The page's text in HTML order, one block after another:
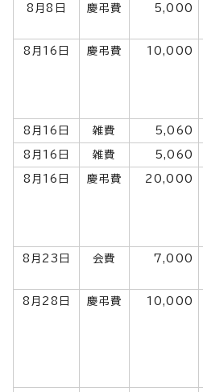
8月8日 慶弔費 5,000
8月16日 慶弔費 10,000
8月16日 雑費 5,060
8月16日 雑費 5,060
8月16日 慶弔費 20,000
8月23日 会費 7,000
8月28日 慶弔費 10,000